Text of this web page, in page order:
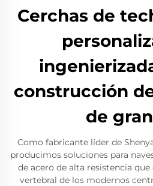
Cerchas de
construcción
de
Como fabricante líder de
producimos soluciones para
de acero de alta resistencia
vertebral de los modernos